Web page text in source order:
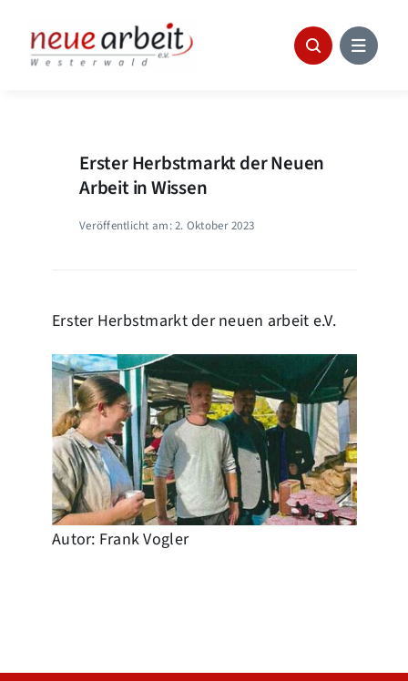
content
Erster Herbstmarkt der Neuen
Arbeit in Wissen
Veröffentlicht am: 2. Oktober 2023
Erster Herbstmarkt der neuen arbeit e.V.
Autor: Frank Vogler